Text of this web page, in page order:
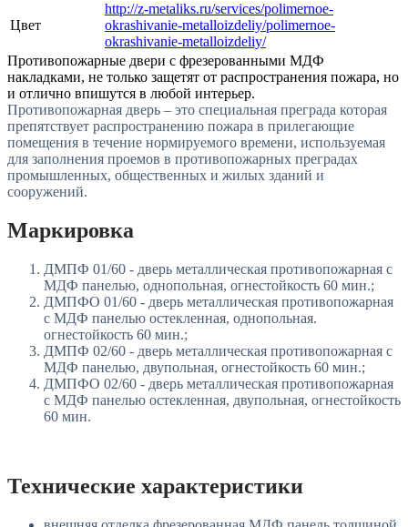
Цвет
http://z-metaliks.ru/services/polimernoe-
okrashivanie-metalloizdeliy/polimernoe-
okrashivanie-metalloizdeliy/
Противопожарные двери с фрезерованными МДФ
накладками, не только защетят от распространения пожара, но
и отлично впишутся в любой интерьер.
Противопожарная дверь – это специальная преграда которая
препятствует распространению пожара в прилегающие
помещения в течение нормируемого времени, используемая
для заполнения проемов в противопожарных преградах
промышленных, общественных и жилых зданий и
сооружений.
Маркировка
ДМПФ 01/60 - дверь металлическая противопожарная с
МДФ панелью, однопольная, огнестойкость 60 мин.;
ДМПФО 01/60 - дверь металлическая противопожарная
с МДФ панелью остекленная, однопольная.
огнестойкость 60 мин.;
ДМПФ 02/60 - дверь металлическая противопожарная с
МДФ панелью, двупольная, огнестойкость 60 мин.;
ДМПФО 02/60 - дверь металлическая противопожарная
с МДФ панелью остекленная, двупольная, огнестойкость
60 мин.
Технические характеристики